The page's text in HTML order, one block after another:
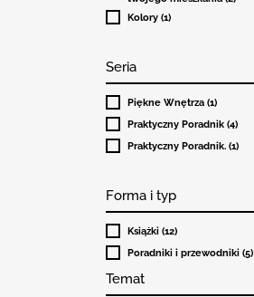
Kolory (1)
Seria
Piękne Wnętrza (1)
Praktyczny Poradnik (4)
Praktyczny Poradnik. (1)
Forma i typ
Książki (12)
Poradniki i przewodniki (5)
Temat